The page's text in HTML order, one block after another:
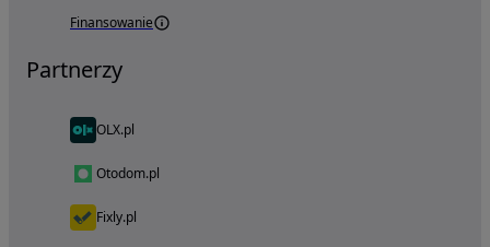
Finansowanie
Partnerzy
OLX.pl
Otodom.pl
Fixly.pl